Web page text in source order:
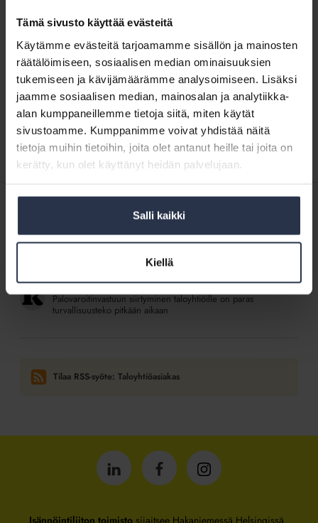
Tämä sivusto käyttää evästeitä
Käytämme evästeitä tarjoamamme sisällön ja mainosten
räätälöimiseen, sosiaalisen median ominaisuuksien
tukemiseen ja kävijämäärämme analysoimiseen. Lisäksi
jaamme sosiaalisen median, mainosalan ja analytiikka-
alan kumppaneillemme tietoja siitä, miten käytät
sivustoamme. Kumppanimme voivat yhdistää näitä
tietoja muihin tietoihin, joita olet antanut heille tai joita on
kerätty, kun olet käyttänyt heidän palvelujaan.
Salli kaikki
Kiellä
taloyhtiöasiakas?
Muistisairas
asukas
isännöinnin
asiakkaana
–
miten
kohdata,
auttaa
ja
Webinaari: Muistisairas asukas isännöinnin
asiakkaana – miten kohdata, auttaa ja
ohjata? 10.2.2026
WEBINAARIT JA VIDEOT 17.2.2026
Tämä osio on rajattu Isännöintiliiton jäsenyritysten
henkilökunnalle. Kirjaudu sisään
SISÄLTÖJÄ ISÄNNÖINTILIITON MEDIOISTA
23.5.2026 Kotitalolehti.fi
Yhtiökokous on helppo järjestää etänä, jos taloyhtiöllä on
7.5.2026 Kotitalolehti.fi
Palovaroitinvastuun siirtyminen taloyhtiöille on paras
turvallisuusteko pitkään aikaan
Tilaa RSS-syöte: Taloyhtiöasiakas
IsännöintiliittoIsännöintiliittoIsännöintiliitto
Isännöintiliiton toimistosijaitsee Hakaniemessä Helsingissä.